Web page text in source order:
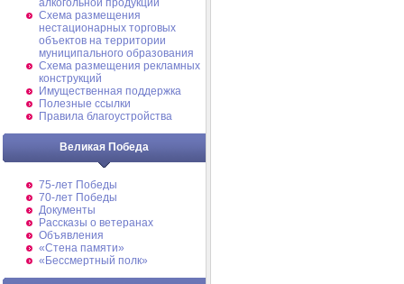
алкогольной продукции
Схема размещения
нестационарных торговых
объектов на территории
муниципального образования
Схема размещения рекламных
конструкций
Имущественная поддержка
Полезные ссылки
Правила благоустройства
Великая Победа
75-лет Победы
70-лет Победы
Документы
Рассказы о ветеранах
Объявления
«Стена памяти»
«Бессмертный полк»